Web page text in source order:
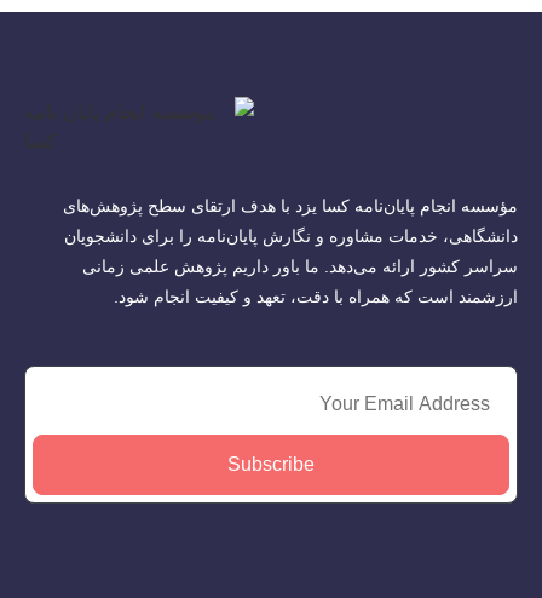
مؤسسه انجام پایان‌نامه کسا یزد با هدف ارتقای سطح پژوهش‌های
دانشگاهی، خدمات مشاوره و نگارش پایان‌نامه را برای دانشجویان
سراسر کشور ارائه می‌دهد. ما باور داریم پژوهش علمی زمانی
ارزشمند است که همراه با دقت، تعهد و کیفیت انجام شود.
Subscribe